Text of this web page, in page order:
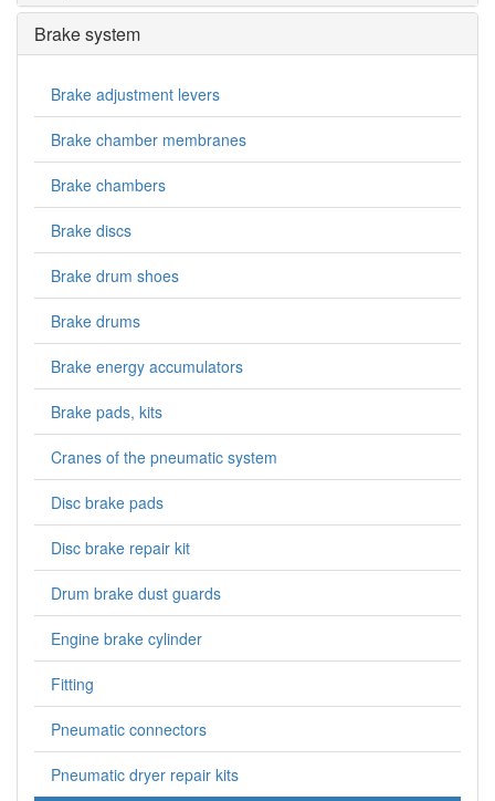
Brake system
Brake adjustment levers
Brake chamber membranes
Brake chambers
Brake discs
Brake drum shoes
Brake drums
Brake energy accumulators
Brake pads, kits
Cranes of the pneumatic system
Disc brake pads
Disc brake repair kit
Drum brake dust guards
Engine brake cylinder
Fitting
Pneumatic connectors
Pneumatic dryer repair kits